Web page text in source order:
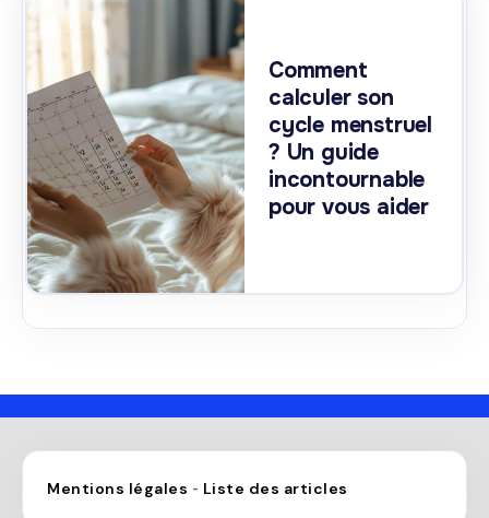
Comment
calculer son
cycle menstruel
? Un guide
incontournable
pour vous aider
Mentions légales - Liste des articles